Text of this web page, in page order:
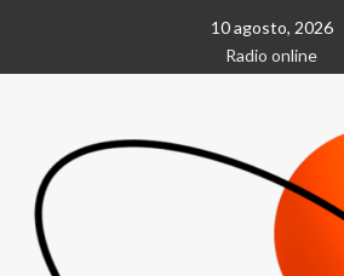
contenido
10 agosto, 2026
Radio online